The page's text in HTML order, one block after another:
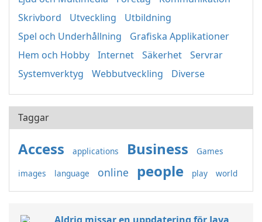
Skrivbord
Utveckling
Utbildning
Spel och Underhållning
Grafiska Applikationer
Hem och Hobby
Internet Säkerhet
Servrar
Systemverktyg
Webbutveckling Diverse
Taggar
Access applications Business
Games
images
language online people play world